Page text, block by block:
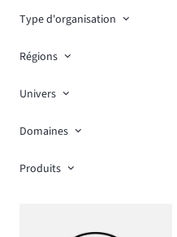
Type d'organisation
Régions
Univers
Domaines
Produits